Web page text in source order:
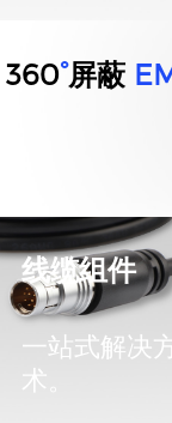
360°屏蔽
线缆组件
一站式解决
术。